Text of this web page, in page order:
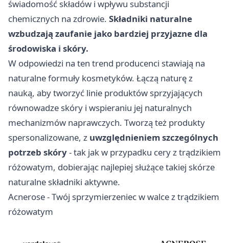
świadomość składów i wpływu substancji
chemicznych na zdrowie. Składniki naturalne
wzbudzają zaufanie jako bardziej przyjazne dla
środowiska i skóry.
W odpowiedzi na ten trend producenci stawiają na
naturalne formuły kosmetyków. Łączą naturę z
nauką, aby tworzyć linie produktów sprzyjających
równowadze skóry i wspieraniu jej naturalnych
mechanizmów naprawczych. Tworzą też produkty
spersonalizowane, z uwzględnieniem szczególnych
potrzeb skóry- tak jak w przypadku cery z trądzikiem
różowatym, dobierając najlepiej służące takiej skórze
naturalne składniki aktywne.
Acnerose - Twój sprzymierzeniec w walce z trądzikiem
różowatym